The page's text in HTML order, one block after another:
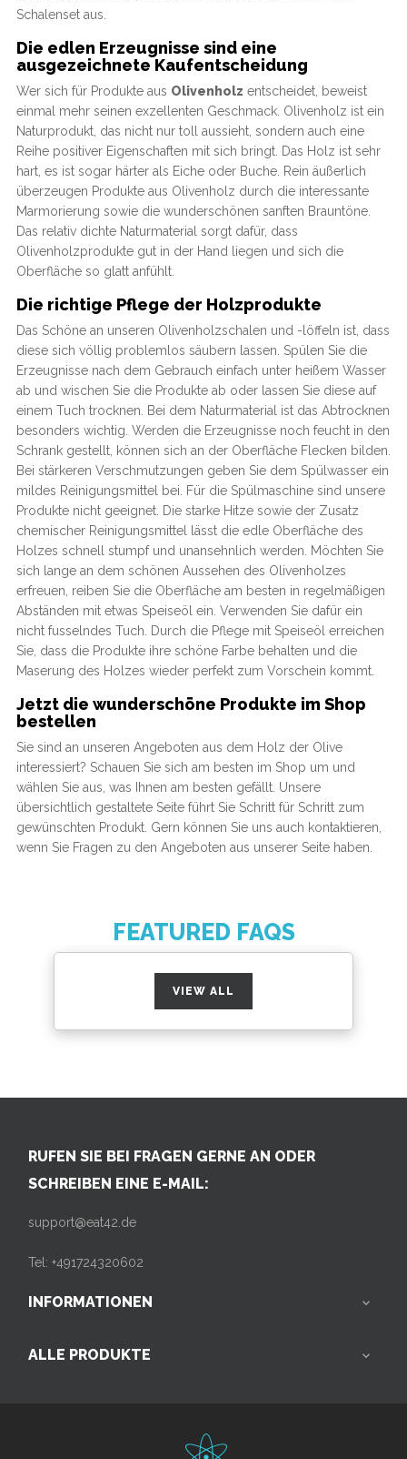
Schalenset aus.
Die edlen Erzeugnisse sind eine
ausgezeichnete Kaufentscheidung
Wer sich für Produkte aus Olivenholz entscheidet, beweist
einmal mehr seinen exzellenten Geschmack. Olivenholz ist ein
Naturprodukt, das nicht nur toll aussieht, sondern auch eine
Reihe positiver Eigenschaften mit sich bringt. Das Holz ist sehr
hart, es ist sogar härter als Eiche oder Buche. Rein äußerlich
überzeugen Produkte aus Olivenholz durch die interessante
Marmorierung sowie die wunderschönen sanften Brauntöne.
Das relativ dichte Naturmaterial sorgt dafür, dass
Olivenholzprodukte gut in der Hand liegen und sich die
Oberfläche so glatt anfühlt.
Die richtige Pflege der Holzprodukte
Das Schöne an unseren Olivenholzschalen und -löffeln ist, dass
diese sich völlig problemlos säubern lassen. Spülen Sie die
Erzeugnisse nach dem Gebrauch einfach unter heißem Wasser
ab und wischen Sie die Produkte ab oder lassen Sie diese auf
einem Tuch trocknen. Bei dem Naturmaterial ist das Abtrocknen
besonders wichtig. Werden die Erzeugnisse noch feucht in den
Schrank gestellt, können sich an der Oberfläche Flecken bilden.
Bei stärkeren Verschmutzungen geben Sie dem Spülwasser ein
mildes Reinigungsmittel bei. Für die Spülmaschine sind unsere
Produkte nicht geeignet. Die starke Hitze sowie der Zusatz
chemischer Reinigungsmittel lässt die edle Oberfläche des
Holzes schnell stumpf und unansehnlich werden. Möchten Sie
sich lange an dem schönen Aussehen des Olivenholzes
erfreuen, reiben Sie die Oberfläche am besten in regelmäßigen
Abständen mit etwas Speiseöl ein. Verwenden Sie dafür ein
nicht fusselndes Tuch. Durch die Pflege mit Speiseöl erreichen
Sie, dass die Produkte ihre schöne Farbe behalten und die
Maserung des Holzes wieder perfekt zum Vorschein kommt.
Jetzt die wunderschöne Produkte im Shop
bestellen
Sie sind an unseren Angeboten aus dem Holz der Olive
interessiert? Schauen Sie sich am besten im Shop um und
wählen Sie aus, was Ihnen am besten gefällt. Unsere
übersichtlich gestaltete Seite führt Sie Schritt für Schritt zum
gewünschten Produkt. Gern können Sie uns auch kontaktieren,
wenn Sie Fragen zu den Angeboten aus unserer Seite haben.
FEATURED FAQS
VIEW ALL
RUFEN SIE BEI FRAGEN GERNE AN ODER
SCHREIBEN EINE E-MAIL:
support@eat42.de
Tel: +491724320602
INFORMATIONEN 
ALLE PRODUKTE 